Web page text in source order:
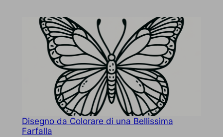
Disegno da Colorare di una Bellissima
Farfalla